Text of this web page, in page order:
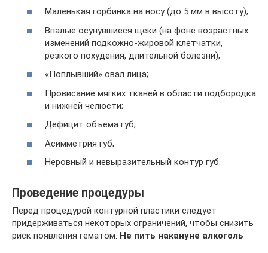
Маленькая горбинка на носу (до 5 мм в высоту);
Впалые осунувшиеся щеки (на фоне возрастных
изменений подкожно-жировой клетчатки,
резкого похудения, длительной болезни);
«Поплывший» овал лица;
Провисание мягких тканей в области подбородка
и нижней челюсти;
Дефицит объема губ;
Асимметрия губ;
Неровный и невыразительный контур губ.
Проведение процедуры
Перед процедурой контурной пластики следует
придерживаться некоторых ограничений, чтобы снизить
риск появления гематом. Не пить накануне алкоголь